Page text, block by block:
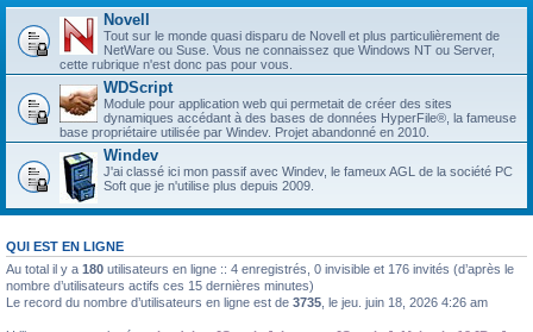
Novell
Tout sur le monde quasi disparu de Novell et plus particulièrement de
NetWare ou Suse. Vous ne connaissez que Windows NT ou Server,
cette rubrique n'est donc pas pour vous.
WDScript
Module pour application web qui permetait de créer des sites
dynamiques accédant à des bases de données HyperFile®, la fameuse
base propriétaire utilisée par Windev. Projet abandonné en 2010.
Windev
J'ai classé ici mon passif avec Windev, le fameux AGL de la société PC
Soft que je n'utilise plus depuis 2009.
QUI EST EN LIGNE
Au total il y a 180 utilisateurs en ligne :: 4 enregistrés, 0 invisible et 176 invités (d’après le
nombre d’utilisateurs actifs ces 15 dernières minutes)
Le record du nombre d’utilisateurs en ligne est de 3735 , le jeu. juin 18, 2026 4:26 am